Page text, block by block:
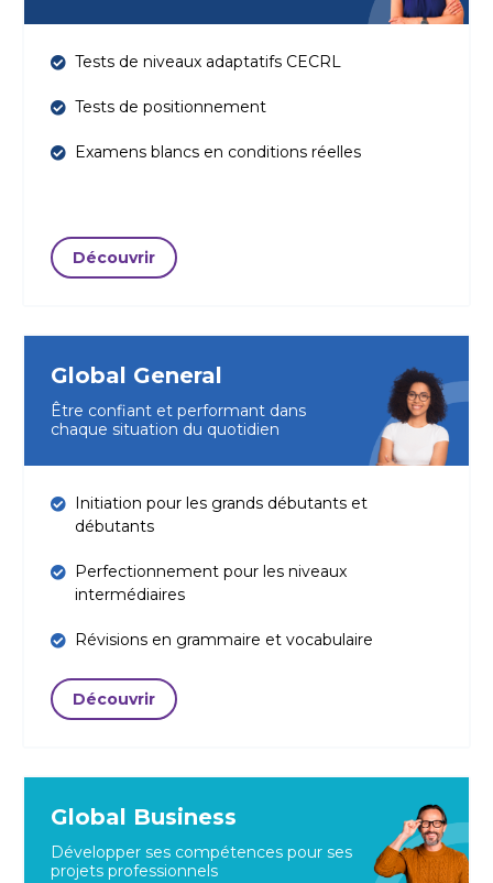
Tests de niveaux adaptatifs CECRL
Tests de positionnement
Examens blancs en conditions réelles
Découvrir
Global General
Être confiant et performant dans
chaque situation du quotidien
Initiation pour les grands débutants et
débutants
Perfectionnement pour les niveaux
intermédiaires
Révisions en grammaire et vocabulaire
Découvrir
Global Business
Développer ses compétences pour ses
projets professionnels